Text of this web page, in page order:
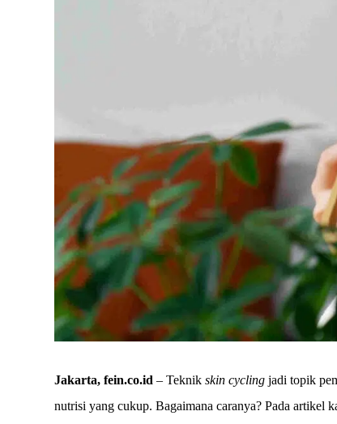
Jakarta, fein.co.id – Teknikskin cycling jadi topik
nutrisi yang cukup. Bagaimana caranya? Pada artikel